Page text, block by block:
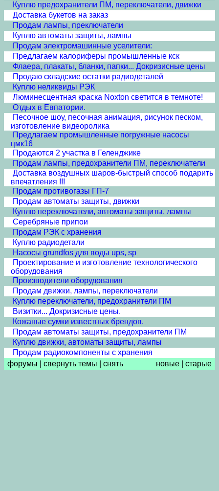
Куплю предохранители ПМ, переключатели, движки
Доставка букетов на заказ
Продам лампы, преключатели
Куплю автоматы защиты, лампы
Продам электромашинные уселители:
Предлагаем калориферы промышленные кск
Флаера, плакаты, бланки, папки... Докризисные цены
Продаю складские остатки радиодеталей
Куплю неликвиды РЭК
Люминесцентная краска Noxton светится в темноте!
Отдых в Евпатории.
Песочное шоу, песочная анимация, рисунок песком,
изготовление видеоролика
Предлагаем промышленные погружные насосы
цмк16
Продаются 2 участка в Геленджике
Продам лампы, предохранители ПМ, переключатели
Доставка воздушных шаров-быстрый способ подарить
впечатления !!!
Продам противогазы ГП-7
Продам автоматы защиты, движки
Куплю переключатели, автоматы защиты, лампы
Серебряные припои
Продам РЭК с хранения
Куплю радиодетали
Насосы grundfos для воды ups, sp
Проектирование и изготовление технологического
оборудования
Производители оборудования
Продам движки, лампы, переключатели
Куплю переключатели, предохранители ПМ
Визитки... Докризисные цены.
Кожаные сумки известных брендов.
Продам автоматы защиты, предохранители ПМ
Куплю движки, автоматы защиты, лампы
Продам радиокомпоненты с хранения
форумы
свернуть темы снять новые старые